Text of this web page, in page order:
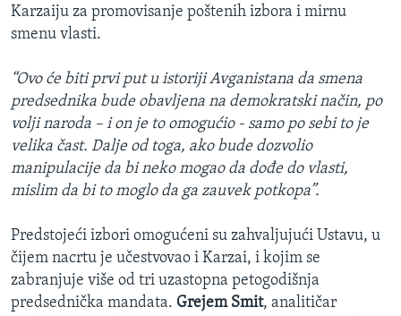
Karzaiju za promovisanje poštenih izbora i mirnu
smenu vlasti.
“Ovo će biti prvi put u istoriji Avganistana da smena
predsednika bude obavljena na demokratski način, po
volji naroda – i on je to omogućio - samo po sebi to je
velika čast. Dalje od toga, ako bude dozvolio
manipulacije da bi neko mogao da dođe do vlasti,
mislim da bi to moglo da ga zauvek potkopa”.
Predstojeći izbori omogućeni su zahvaljujući Ustavu, u
čijem nacrtu je učestvovao i Karzai, i kojim se
zabranjuje više od tri uzastopna petogodišnja
predsednička mandata. Grejem Smit, analitičar